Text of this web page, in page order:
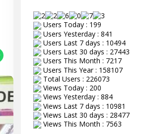
Users Today : 199
Users Yesterday : 841
Users Last 7 days : 10494
Users Last 30 days : 27443
Users This Month : 7217
Users This Year : 158107
Total Users : 226073
Views Today : 200
Views Yesterday : 884
Views Last 7 days : 10981
Views Last 30 days : 28477
Views This Month : 7563